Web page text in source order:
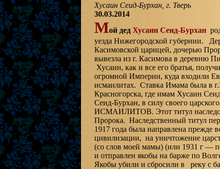
Хусаин Сеид-Бурхан, г. Тверь
30.03.2014
Мой дед Хусаин Сеид-Бурхан
уезда Нижегородской губернии.
Касимовской царицей, дочерью
вывезла из г. Касимова в деревню
Хусаин, как и все его братья,
огромной Империи, куда входили
исмаилитах. Ставка Имама была в
Красногорска, где имам Хусаин
Сеид-Бурхан, в силу своего
ИСМАИЛИТОВ. Этот титул
Пророка. Наследственный титул
1917 года была направлена прежде
цивилизации, на уничтожение
(со слов моей мамы) (или 1931 г —
и отправлен якобы на барже по
Якобы убили и сбросили в реку с